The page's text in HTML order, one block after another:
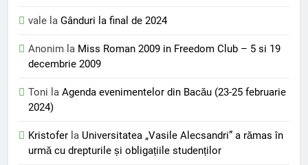
vale la Gânduri la final de 2024
Anonim la Miss Roman 2009 in Freedom Club – 5 si 19
decembrie 2009
Toni la Agenda evenimentelor din Bacău (23-25 februarie
2024)
Kristofer la Universitatea „Vasile Alecsandri” a rămas în
urmă cu drepturile și obligațiile studenților